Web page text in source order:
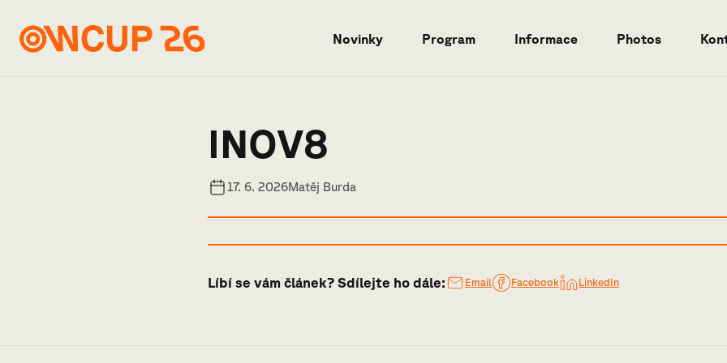
Novinky Program Informace Photos
INOV8
17. 6. 2026Matěj Burda
Líbí se vám článek? Sdílejte ho dále: Email Facebook LinkedIn